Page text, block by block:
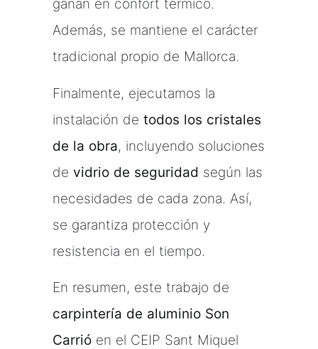
ganan en confort térmico.
Además, se mantiene el carácter
tradicional propio de Mallorca.
Finalmente, ejecutamos la
instalación de todos los cristales
de la obra, incluyendo soluciones
de vidrio de seguridad según las
necesidades de cada zona. Así,
se garantiza protección y
resistencia en el tiempo.
En resumen, este trabajo de
carpintería de aluminio Son
Carrió en el CEIP Sant Miquel